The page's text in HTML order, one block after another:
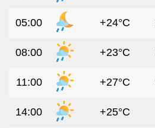
05:00 +24°C
08:00 +23°C
11:00 +27°C
14:00 +25°C